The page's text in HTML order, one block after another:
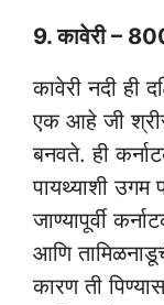
9. कावेरी –
कावेरी नदी ही
एक आहे जी
बनवते. ही
पायथ्याशी उगम
जाण्यापूर्वी
आणि
कारण ती